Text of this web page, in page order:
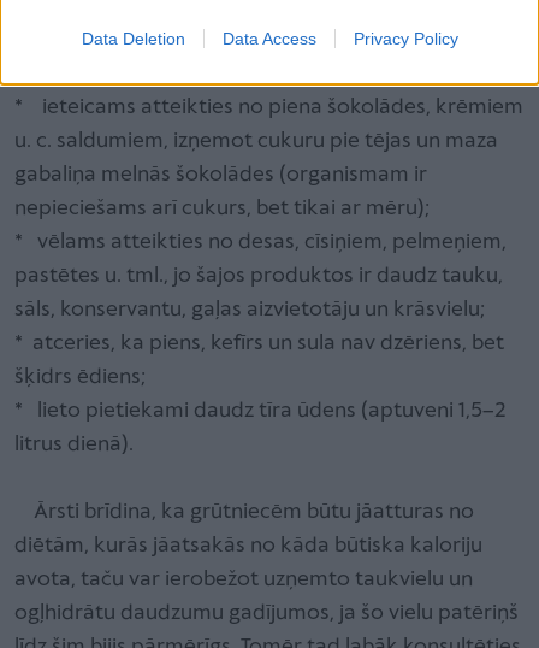
Data Deletion Data Access Privacy Policy
* ieteicams atteikties no piena šokolādes, krēmiem
u. c. saldumiem, izņemot cukuru pie tējas un maza
gabaliņa melnās šokolādes (organismam ir
nepieciešams arī cukurs, bet tikai ar mēru);
* vēlams atteikties no desas, cīsiņiem, pelmeņiem,
pastētes u. tml., jo šajos produktos ir daudz tauku,
sāls, konservantu, gaļas aizvietotāju un krāsvielu;
* atceries, ka piens, kefīrs un sula nav dzēriens, bet
šķidrs ēdiens;
* lieto pietiekami daudz tīra ūdens (aptuveni 1,5–2
litrus dienā).
Ārsti brīdina, ka grūtniecēm būtu jāatturas no
diētām, kurās jāatsakās no kāda būtiska kaloriju
avota, taču var ierobežot uzņemto taukvielu un
ogļhidrātu daudzumu gadījumos, ja šo vielu patēriņš